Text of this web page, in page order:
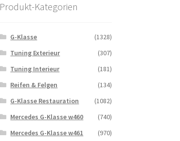
Produkt-Kategorien
G-Klasse
(1328)
Tuning Exterieur
(307)
Tuning Interieur
(181)
Reifen & Felgen
(134)
G-Klasse Restauration
(1082)
Mercedes G-Klasse w460
(740)
Mercedes G-Klasse w461
(970)